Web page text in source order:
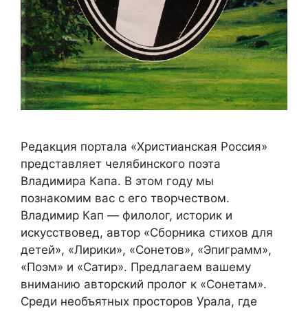
Редакция портала «Христианская Россия»
представляет челябинского поэта
Владимира Капа. В этом году мы
познакомим вас с его творчеством.
Владимир Кап — филолог, историк и
искусствовед, автор «Сборника стихов для
детей», «Лирики», «Сонетов», «Эпиграмм»,
«Поэм» и «Сатир». Предлагаем вашему
вниманию авторский пролог к «Сонетам».
Среди необъятных просторов Урала, где